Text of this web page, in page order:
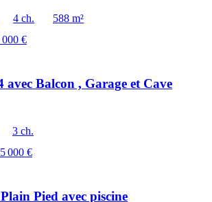
4 ch.
588 m²
000 €
Balcon , Garage et Cave
3 ch.
000 €
Pied avec piscine